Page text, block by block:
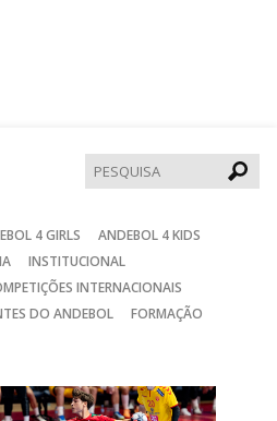
4 GIRLS
ANDEBOL 4 KIDS
INSTITUCIONAL
INTERNACIONAIS
DO ANDEBOL
FORMAÇÃO